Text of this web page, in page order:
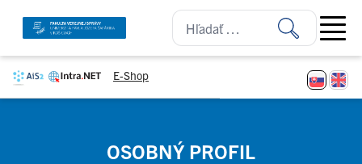
E-Shop
Open
OSOBNÝ PROFIL